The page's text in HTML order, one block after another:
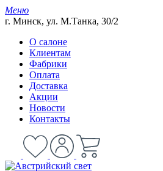
Меню
г. Минск, ул. М.Танка, 30/2
О салоне
Клиентам
Фабрики
Оплата
Доставка
Акции
Новости
Контакты